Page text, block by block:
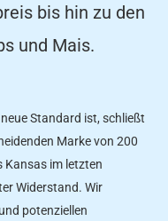
bis hin zu den
und Mais.
Standard ist, schließt
Marke von 200
Kansas im letzten
Widerstand. Wir
potenziellen